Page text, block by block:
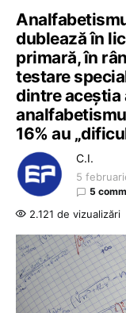
dublează în
primară, în
testare
dintre aceștia
16% au
C.I.
5
5
2.121 de vizualizări